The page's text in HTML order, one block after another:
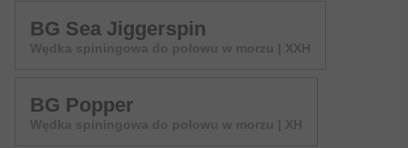
BG Sea Jiggerspin
Wędka spiningowa do połowu w morzu | XXH
BG Popper
Wędka spiningowa do połowu w morzu | XH